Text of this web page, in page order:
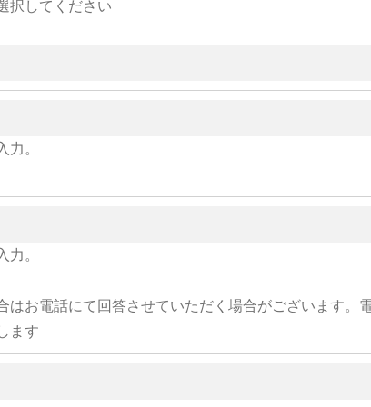
択してください
力。
力。
はお電話にて回答させていただく場合がございます。
ます